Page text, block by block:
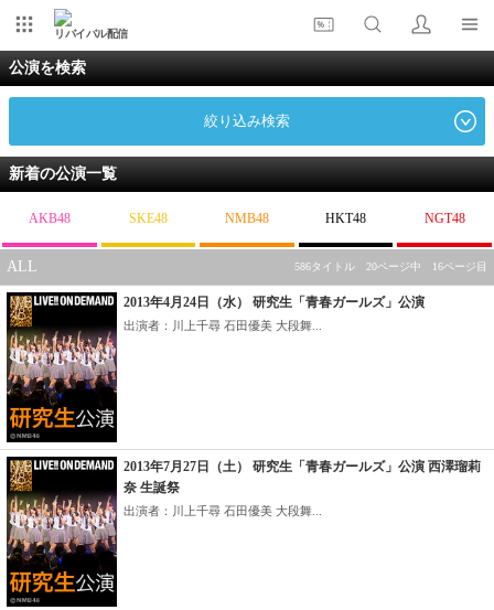
リバイバル配信
公演を検索
絞り込み検索
新着の公演一覧
AKB48 SKE48 NMB48 HKT48 NGT48
ALL 586タイトル 20ページ中 16ページ目
2013年4月24日（水） 研究生「青春ガールズ」公演
出演者：川上千尋 石田優美 大段舞...
2013年7月27日（土） 研究生「青春ガールズ」公演 西澤瑠莉
奈 生誕祭
出演者：川上千尋 石田優美 大段舞...